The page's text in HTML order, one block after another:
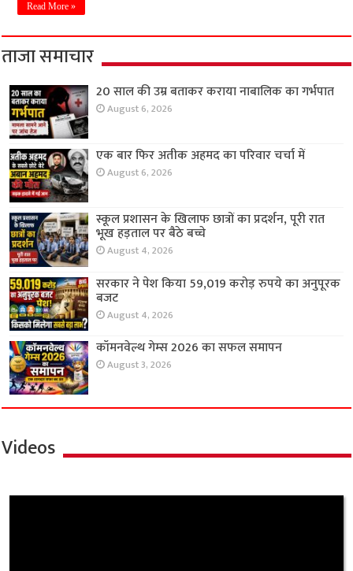
Read More »
ताजा समाचार
20 साल की उम्र बताकर कराया नाबालिक का गर्भपात
August 6, 2026
एक बार फिर अतीक अहमद का परिवार चर्चा में
August 6, 2026
स्कूल प्रशासन के खिलाफ छात्रों का प्रदर्शन, पूरी रात
भूख हड़ताल पर बैठे बच्चे
August 4, 2026
सरकार ने पेश किया 59,019 करोड़ रुपये का अनुपूरक
बजट
August 4, 2026
कॉमनवेल्थ गेम्स 2026 का सफल समापन
August 3, 2026
Videos